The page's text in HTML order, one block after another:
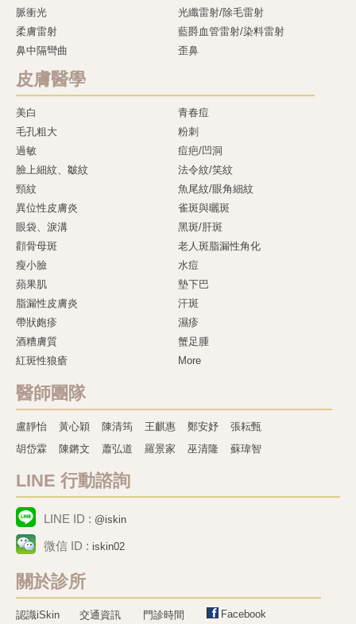
脈衝光
光纖雷射/除毛雷射
柔膚雷射
藍爵血管雷射/染料雷射
鼻中隔彎曲
歪鼻
皮膚醫學
美白
青春痘
毛孔粗大
粉刺
過敏
痘疤/凹洞
臉上細紋、皺紋
法令紋/笑紋
頸紋
魚尾紋/眼角細紋
異位性皮膚炎
雀斑與曬斑
眼袋、淚溝
黑斑/肝斑
顴骨母斑
老人斑脂漏性角化
瘦小臉
水痘
蘋果肌
墊下巴
脂漏性皮膚炎
汗斑
帶狀皰疹
濕疹
酒糟膚質
蟹足腫
紅斑性狼瘡
More
醫師團隊
盧靜怡 黃心穎 陳清筠 王麒惠 鄭安妤
張耘甄
胡岱霖
陳鏘文 蕭弘道 羅景家 巫清隆 蘇瑋智
LINE 行動諮詢
LINE ID : @iskin
微信 ID : iskin02
關於診所
認識iSkin 交通資訊 門診時間 Facebook